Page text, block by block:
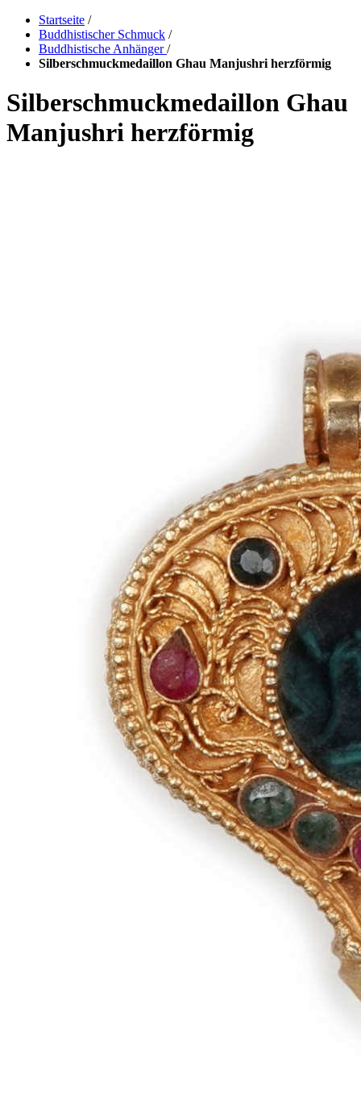
Startseite /
Buddhistischer Schmuck /
Buddhistische Anhänger/
Silberschmuckmedaillon Ghau Manjushri herzförmig
Silberschmuckmedaillon Ghau
Manjushri herzförmig